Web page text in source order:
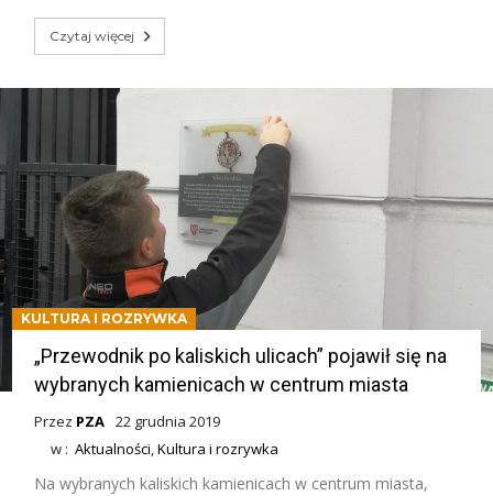
Czytaj więcej
KULTURA I ROZRYWKA
„Przewodnik po kaliskich ulicach” pojawił się na
wybranych kamienicach w centrum miasta
Przez PZA 22 grudnia 2019
w :Aktualności,Kultura i rozrywka
Na wybranych kaliskich kamienicach w centrum miasta,